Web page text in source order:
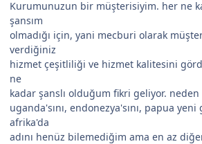
Kurumunuzun bir müşterisiyim. her ne
şansım
olmadığı için, yani mecburi olarak
verdiğiniz
hizmet çeşitliliği ve hizmet kalitesini
ne
kadar şanslı olduğum fikri geliyor.
uganda'sını, endonezya'sını, papua
afrika'da
adını henüz bilemediğim ama en az